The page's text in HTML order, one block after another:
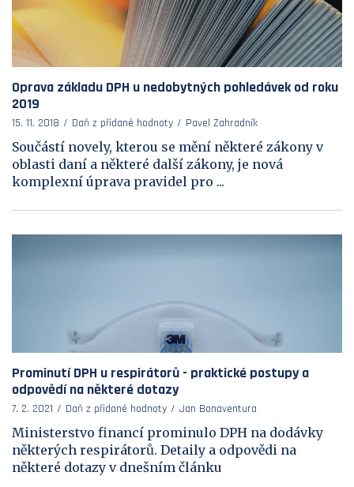
Oprava základu DPH u nedobytných pohledávek od roku
2019
15. 11. 2018 Daň z přidané hodnoty Pavel Zahradník
Součástí novely, kterou se mění některé zákony v
oblasti daní a některé další zákony, je nová
komplexní úprava pravidel pro ...
Prominutí DPH u respirátorů - praktické postupy a
odpovědí na některé dotazy
7. 2. 2021 Daň z přidané hodnoty Jan Bonaventura
Ministerstvo financí prominulo DPH na dodávky
některých respirátorů. Detaily a odpovědi na
některé dotazy v dnešním článku